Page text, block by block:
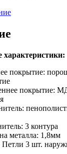
характеристики:
покрытие:
покрытие:
3 контура
металла: 1,8мм
Петли 3 шт.